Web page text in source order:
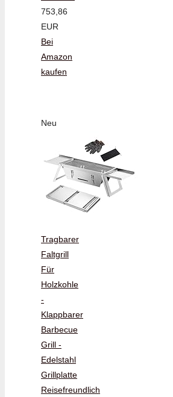
753,86
EUR
Bei
Amazon
kaufen
Neu
Tragbarer
Faltgrill
Für
Holzkohle
-
Klappbarer
Barbecue
Grill -
Edelstahl
Grillplatte
Reisefreundlich